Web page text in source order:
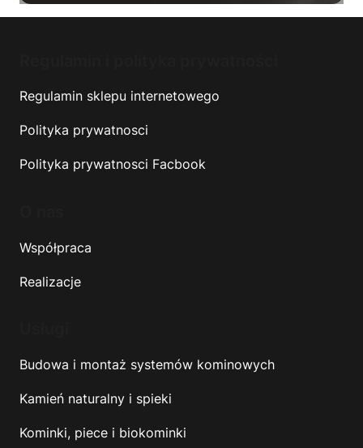
Regulamin sklepu internetowego
Polityka prywatnosci
Polityka prywatnosci Facbook
Współpraca
Realizacje
Budowa i montaż systemów kominowych
Kamień naturalny i spieki
Kominki, piece i biokominki